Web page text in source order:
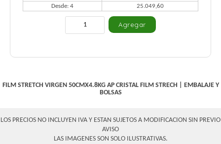
Desde: 4
25.049,60
FILM STRETCH VIRGEN 50CMX4.8KG AP CRISTAL FILM STRECH
EMBALAJE Y
BOLSAS
LOS PRECIOS NO INCLUYEN IVA Y ESTAN SUJETOS A MODIFICACION SIN PREVIO
AVISO
LAS IMAGENES SON SOLO ILUSTRATIVAS.